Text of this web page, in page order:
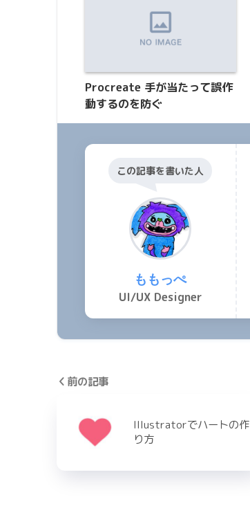
Procreate 手が当たって誤作
動するのを防ぐ
この記事を書いた人
ももっぺ
UI/UX Designer
前の記事
Illustratorでハートの作
り方